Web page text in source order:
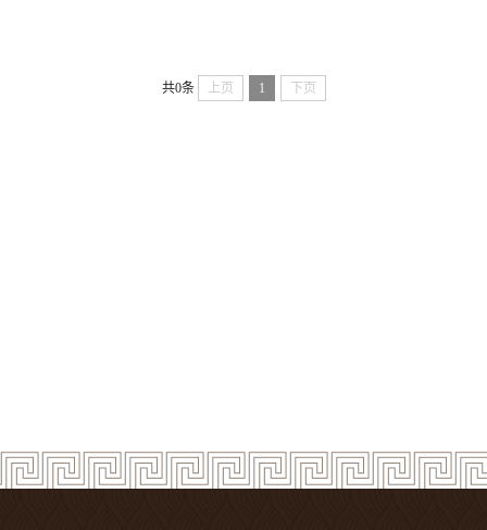
共0条 上页 1 下页